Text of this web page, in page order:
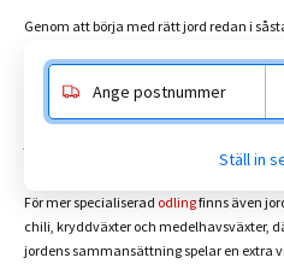
Genom att börja med rätt jord redan i
Jord för grönsaker, örter och
Grönsaker, örter och andra ätbara växter
skörd i allt från köksträdgårdar och
För mer specialiserad odlingfinns även
chili, kryddväxter och medelhavsväxter,
jordens sammansättning spelar en extra
Ange postnummer
Ställ in